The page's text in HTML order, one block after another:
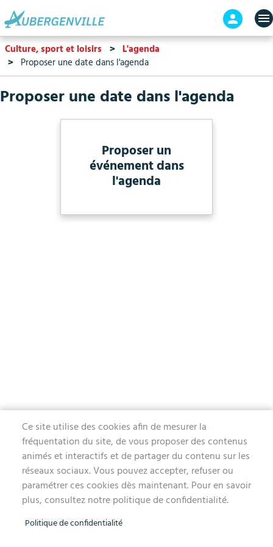
contenu
principal
En-
tête
Culture, sport et loisirs
L'agenda
Proposer une date dans l'agenda
Proposer une date dans l'agenda
Proposer un
événement dans
l'agenda
Ce site utilise des cookies afin de mesurer la
fréquentation du site, de vous proposer des contenus
animés et interactifs et de partager du contenu sur les
réseaux sociaux. Vous pouvez accepter, refuser ou
paramétrer ces cookies dès maintenant. Pour en savoir
plus, consultez notre politique de confidentialité.
Politique de confidentialité
MAIRIE D'AUBERGENVILLE
1 avenue de la Division Leclerc
78410 Aubergenville
Tél. 01 30 90 45 00
Lundi, mercredi, jeudi et vendredi de 9h à 12h et de 14h à 17h